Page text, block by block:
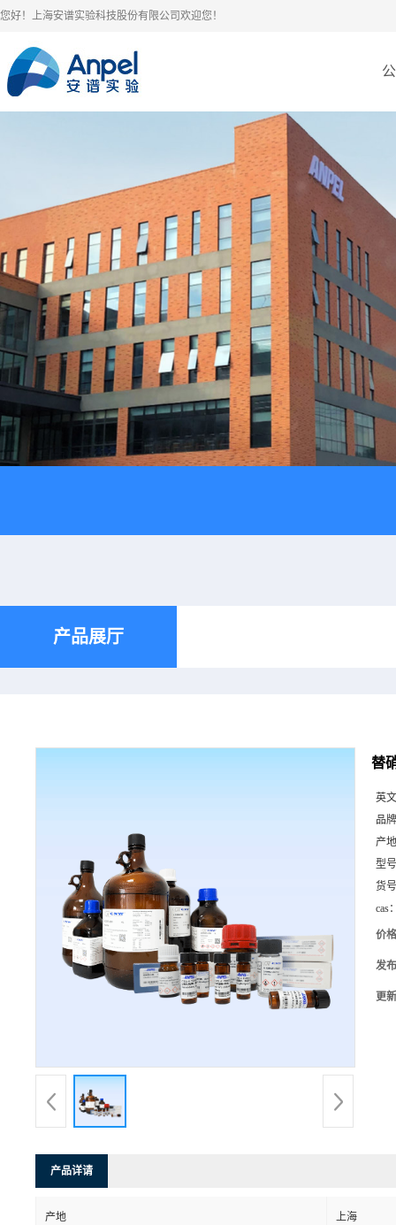
您好！上海安谱实验科技股份有限公司欢迎您！
产品展厅
替
英
品
产
型
货
cas
价
发
更
产品详请
产地 上海